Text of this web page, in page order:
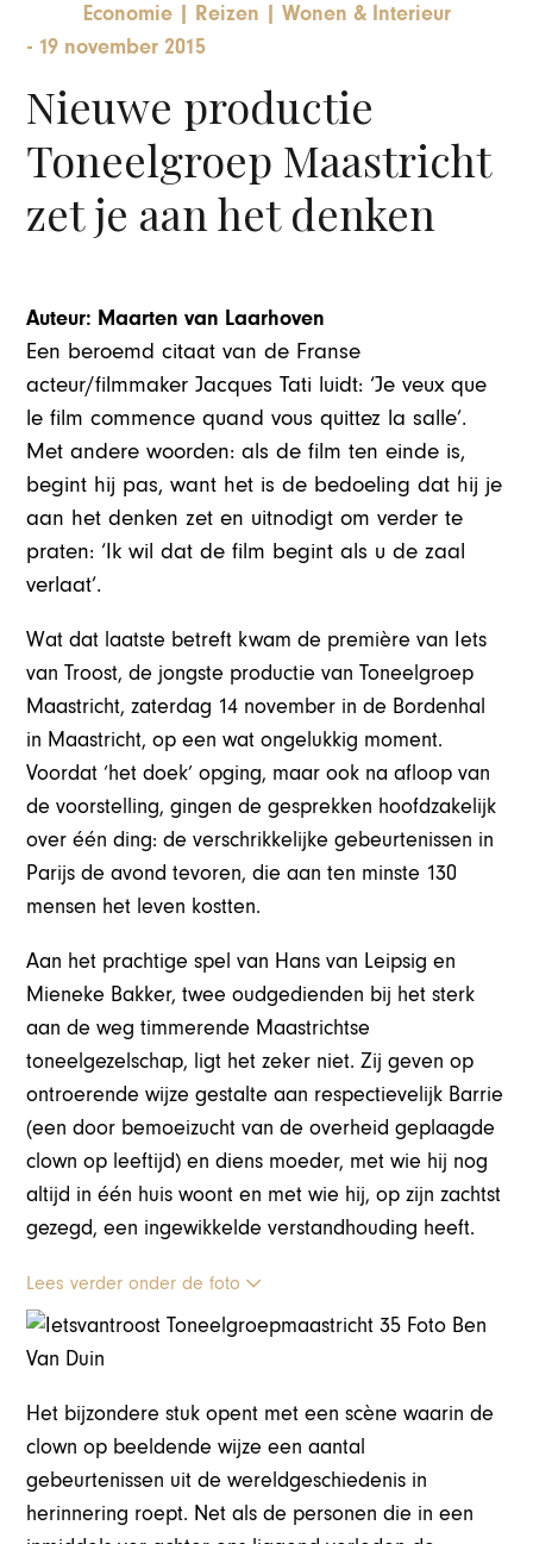
Economie
Reizen
Wonen & Interieur
- 19 november 2015
Nieuwe productie
Toneelgroep Maastricht
zet je aan het denken
Auteur: Maarten van Laarhoven
Een beroemd citaat van de Franse
acteur/filmmaker Jacques Tati luidt: ‘Je veux que
le film commence quand vous quittez la salle’.
Met andere woorden: als de film ten einde is,
begint hij pas, want het is de bedoeling dat hij je
aan het denken zet en uitnodigt om verder te
praten: ‘Ik wil dat de film begint als u de zaal
verlaat’.
Wat dat laatste betreft kwam de première van Iets
van Troost, de jongste productie van Toneelgroep
Maastricht, zaterdag 14 november in de Bordenhal
in Maastricht, op een wat ongelukkig moment.
Voordat ‘het doek’ opging, maar ook na afloop van
de voorstelling, gingen de gesprekken hoofdzakelijk
over één ding: de verschrikkelijke gebeurtenissen in
Parijs de avond tevoren, die aan ten minste 130
mensen het leven kostten.
Aan het prachtige spel van Hans van Leipsig en
Mieneke Bakker, twee oudgedienden bij het sterk
aan de weg timmerende Maastrichtse
toneelgezelschap, ligt het zeker niet. Zij geven op
ontroerende wijze gestalte aan respectievelijk Barrie
(een door bemoeizucht van de overheid geplaagde
clown op leeftijd) en diens moeder, met wie hij nog
altijd in één huis woont en met wie hij, op zijn zachtst
gezegd, een ingewikkelde verstandhouding heeft.
Lees verder onder de foto
Het bijzondere stuk opent met een scène waarin de
clown op beeldende wijze een aantal
gebeurtenissen uit de wereldgeschiedenis in
herinnering roept. Net als de personen die in een